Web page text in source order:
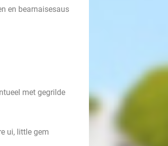
en bearnaisesaus
met gegrilde
ui, little gem